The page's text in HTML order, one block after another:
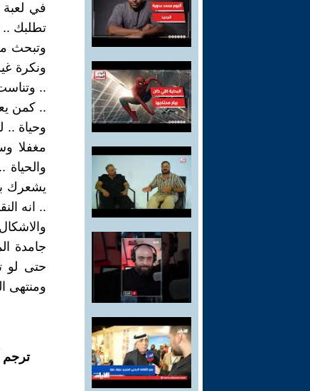
في
تطلبك ..
وتبحث
ونكرة
..
.. كمن
وحياة ..
مغفلا
يشعرك
.. انه
جامدة
حتى لو
ومنتهى
ترجم